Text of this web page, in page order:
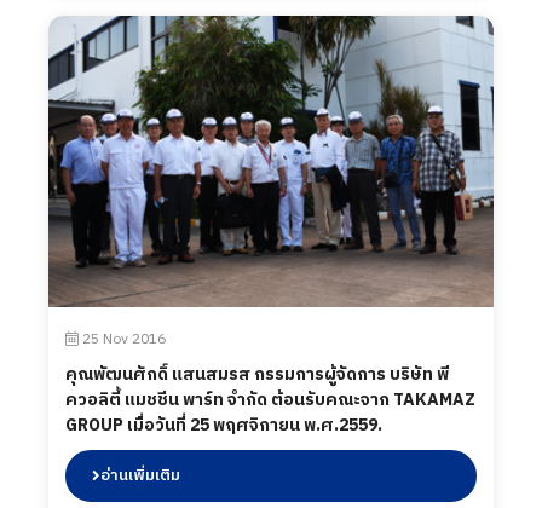
25 Nov 2016
คุณพัฒนศักดิ์ แสนสมรส กรรมการผู้จัดการ บริษัท พี
ควอลิตี้ แมชชีน พาร์ท จำกัด ต้อนรับคณะจาก TAKAMAZ
GROUP เมื่อวันที่ 25 พฤศจิกายน พ.ศ.2559.
อ่านเพิ่มเติม